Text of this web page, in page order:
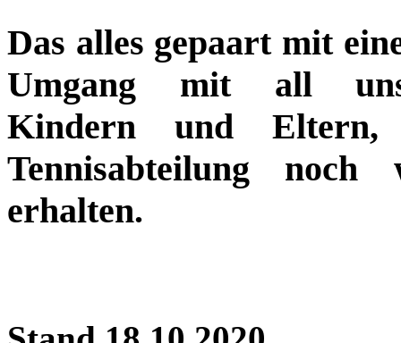
Das alles gepaart mit
Umgang mit all
Kindern und
Tennisabteilung
erhalten.